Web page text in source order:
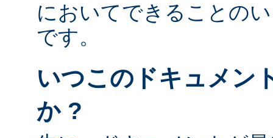
においてできることの
です。
いつこのドキュメン
か ?